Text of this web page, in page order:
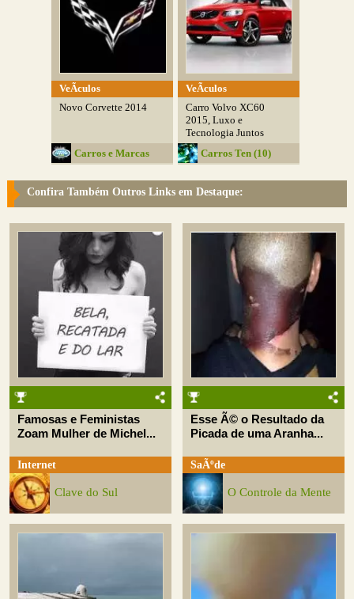
VeÃ­culos
Novo Corvette 2014
Carros e Marcas
VeÃ­culos
Carro Volvo XC60
2015, Luxo e
Tecnologia Juntos
Carros Ten (10)
Confira Também Outros Links em Destaque:
Famosas e Feministas
Zoam Mulher de Michel...
Internet
Clave do Sul
Esse Ã© o Resultado da
Picada de uma Aranha...
SaÃºde
O Controle da Mente